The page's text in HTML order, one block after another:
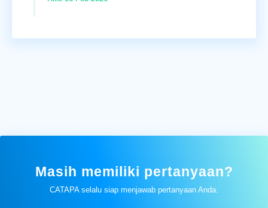
Masih memiliki pertanyaan?
CATAPA selalu siap menjawab pertanyaan Anda.